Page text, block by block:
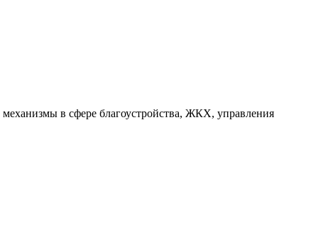
в сфере благоустройства, ЖКХ, управления